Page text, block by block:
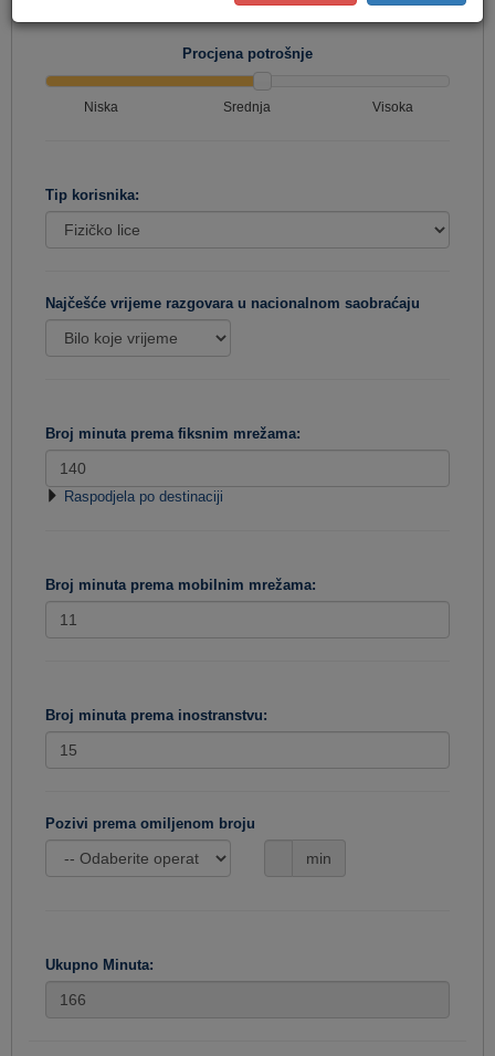
Procjena potrošnje
Niska Srednja Visoka
Tip korisnika:
Najčešće vrijeme razgovara u nacionalnom saobraćaju
Broj minuta prema fiksnim mrežama:
Raspodjela po destinaciji
Broj minuta prema mobilnim mrežama:
Broj minuta prema inostranstvu:
Pozivi prema omiljenom broju
min
Ukupno Minuta: